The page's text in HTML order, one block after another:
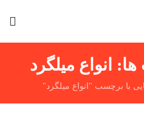
انواع میلگرد
با برچسب "انواع میلگرد"